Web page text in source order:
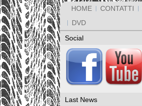
HOME CONTATTI
DVD
Social
Last News